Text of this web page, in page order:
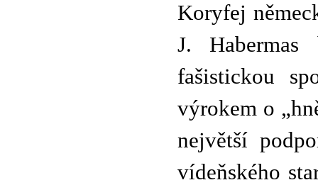
Koryfej
J.
fašistickou
výrokem o
největší
vídeňského